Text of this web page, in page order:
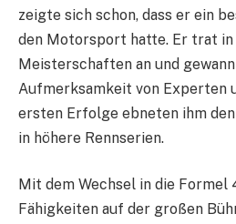
zeigte sich schon, dass er ein
den Motorsport hatte. Er trat
Meisterschaften an und
Aufmerksamkeit von Experten
ersten Erfolge ebneten ihm
in höhere Rennserien.
Mit dem Wechsel in die
Fähigkeiten auf der großen